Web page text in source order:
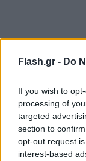
Flash.gr - Do
If you wish to
processing of
targeted
section to
opt-out request
interest-based